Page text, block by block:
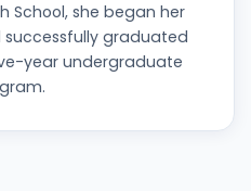
School, she began her
graduated
year undergraduate